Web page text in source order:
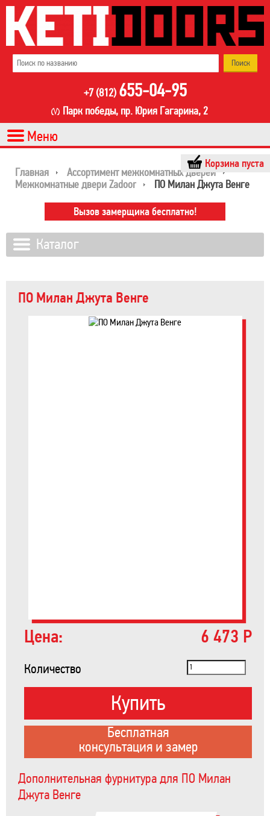
+7 (812) 655-04-95
Парк победы, пр. Юрия Гагарина, 2
Корзина пуста
Главная
Ассортимент межкомнатных дверей
Межкомнатные двери Zadoor
ПО Милан Джута Венге
ПО Милан Джута Венге
Цена: 6 473 Р
Количество
Купить
Бесплатная
консультация и замер
Дополнительная фурнитура для ПО Милан
Джута Венге